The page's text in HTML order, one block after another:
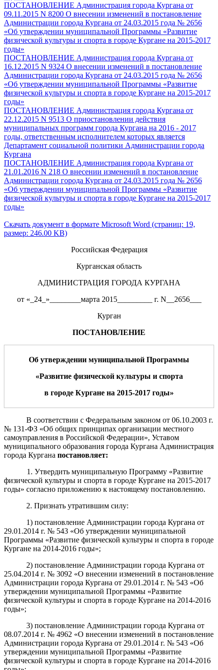
ПОСТАНОВЛЕНИЕ Администрация города Кургана от
09.11.2015 N 8200 О внесении изменений в постановление
Администрации города Кургана от 24.03.2015 года № 2656
«Об утверждении муниципальной Программы «Развитие
физической культуры и спорта в городе Кургане на 2015-2017
годы»
ПОСТАНОВЛЕНИЕ Администрация города Кургана от
16.12.2015 N 9324 О внесении изменений в постановление
Администрации города Кургана от 24.03.2015 года № 2656
«Об утверждении муниципальной Программы «Развитие
физической культуры и спорта в городе Кургане на 2015-2017
годы»
ПОСТАНОВЛЕНИЕ Администрация города Кургана от
22.12.2015 N 9513 О приостановлении действия
муниципальных программ города Кургана на 2016 - 2017
годы, ответственным исполнителем которых является
Департамент социальной политики Администрации города
Кургана
ПОСТАНОВЛЕНИЕ Администрация города Кургана от
21.01.2016 N 218 О внесении изменений в постановление
Администрации города Кургана от 24.03.2015 года № 2656
«Об утверждении муниципальной Программы «Развитие
физической культуры и спорта в городе Кургане на 2015-2017
годы»
Скачать документ в формате Microsoft Word (страниц: 19,
размер: 246.00 KB)
Российская Федерация
Курганская область
АДМИНИСТРАЦИЯ ГОРОДА КУРГАНА
от «_24_»________марта 2015_________ г. N__2656___
Курган
ПОСТАНОВЛЕНИЕ
Об утверждении муниципальной Программы
«Развитие физической культуры и спорта
в городе Кургане на 2015-2017 годы»
В соответствии с Федеральным законом от 06.10.2003 г.
№ 131-ФЗ «Об общих принципах организации местного
самоуправления в Российской Федерации», Уставом
муниципального образования города Кургана Администрация
города Кургана постановляет:
1. Утвердить муниципальную Программу «Развитие
физической культуры и спорта в городе Кургане на 2015-2017
годы» согласно приложению к настоящему постановлению.
2. Признать утратившим силу:
1) постановление Администрации города Кургана от
29.01.2014 г. № 543 «Об утверждении муниципальной
Программы «Развитие физической культуры и спорта в городе
Кургане на 2014-2016 годы»;
2) постановление Администрации города Кургана от
25.04.2014 г. № 3092 «О внесении изменений в постановление
Администрации города Кургана от 29.01.2014 г. № 543 «Об
утверждении муниципальной Программы «Развитие
физической культуры и спорта в городе Кургане на 2014-2016
годы»;
3) постановление Администрации города Кургана от
08.07.2014 г. № 4962 «О внесении изменений в постановление
Администрации города Кургана от 29.01.2014 г. № 543 «Об
утверждении муниципальной Программы «Развитие
физической культуры и спорта в городе Кургане на 2014-2016